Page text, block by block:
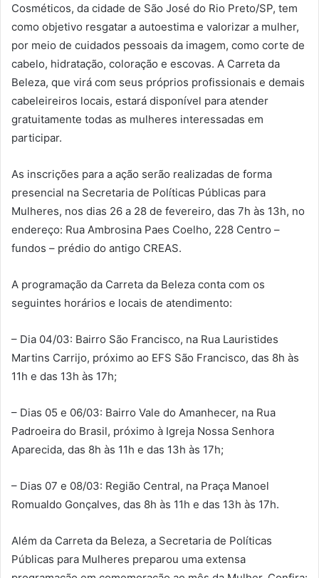
Cosméticos, da cidade de São José do Rio Preto/SP, tem
como objetivo resgatar a autoestima e valorizar a mulher,
por meio de cuidados pessoais da imagem, como corte de
cabelo, hidratação, coloração e escovas. A Carreta da
Beleza, que virá com seus próprios profissionais e demais
cabeleireiros locais, estará disponível para atender
gratuitamente todas as mulheres interessadas em
participar.
As inscrições para a ação serão realizadas de forma
presencial na Secretaria de Políticas Públicas para
Mulheres, nos dias 26 a 28 de fevereiro, das 7h às 13h, no
endereço: Rua Ambrosina Paes Coelho, 228 Centro –
fundos – prédio do antigo CREAS.
A programação da Carreta da Beleza conta com os
seguintes horários e locais de atendimento:
– Dia 04/03: Bairro São Francisco, na Rua Lauristides
Martins Carrijo, próximo ao EFS São Francisco, das 8h às
11h e das 13h às 17h;
– Dias 05 e 06/03: Bairro Vale do Amanhecer, na Rua
Padroeira do Brasil, próximo à Igreja Nossa Senhora
Aparecida, das 8h às 11h e das 13h às 17h;
– Dias 07 e 08/03: Região Central, na Praça Manoel
Romualdo Gonçalves, das 8h às 11h e das 13h às 17h.
Além da Carreta da Beleza, a Secretaria de Políticas
Públicas para Mulheres preparou uma extensa